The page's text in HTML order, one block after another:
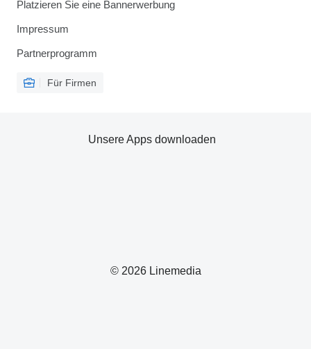
Platzieren Sie eine Bannerwerbung
Impressum
Partnerprogramm
Für Firmen
© 2026 Linemedia
Unsere Apps downloaden